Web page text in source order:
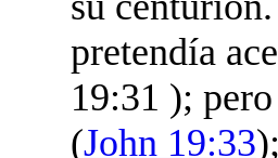
pretendía
19:31 );
(John 19:33